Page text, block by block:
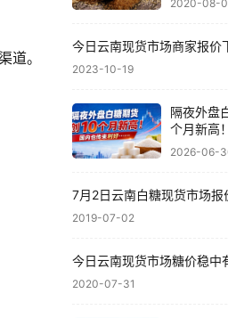
道。
2020-08-
今日云南现货市场商家报价
2023-10-19
隔夜外盘
个月新高
好……
2026-06-
7月2日云南白糖现货市场报
2019-07-02
今日云南现货市场糖价稳中
2020-07-31